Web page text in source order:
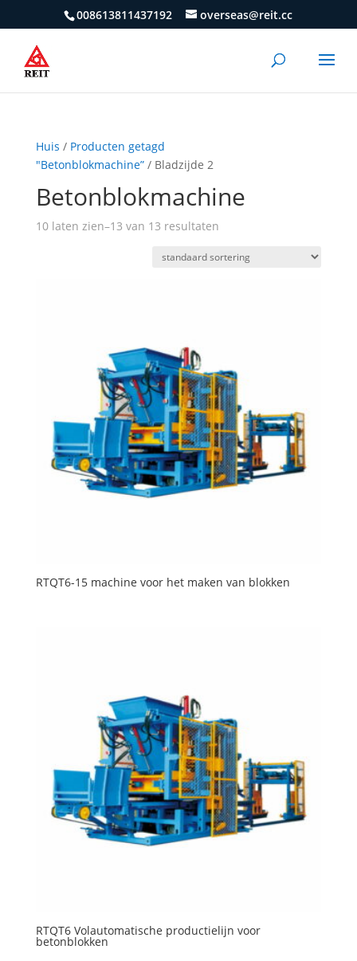
008613811437192 overseas@reit.cc
Huis / Producten getagd
"Betonblokmachine”/ Bladzijde 2
Betonblokmachine
10 laten zien–13 van 13 resultaten
RTQT6-15 machine voor het maken van blokken
RTQT6 Volautomatische productielijn voor
betonblokken